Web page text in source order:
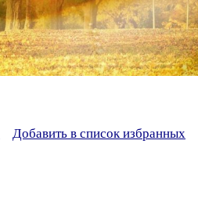
Добавить в список избранных